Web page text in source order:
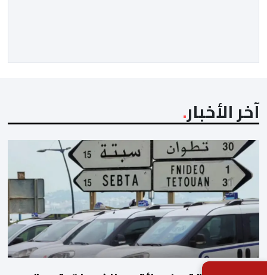
المسؤول الوحيد المباشر والمنتخب من قِبل 211 اتحادا […]
آخر الأخبار